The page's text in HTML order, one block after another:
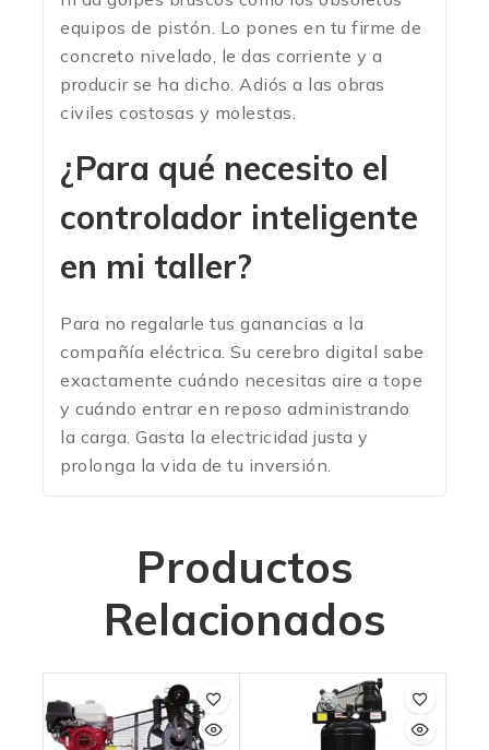
equipos de pistón. Lo pones en tu firme de
concreto nivelado, le das corriente y a
producir se ha dicho. Adiós a las obras
civiles costosas y molestas.
¿Para qué necesito el
controlador inteligente
en mi taller?
Para no regalarle tus ganancias a la
compañía eléctrica. Su cerebro digital sabe
exactamente cuándo necesitas aire a tope
y cuándo entrar en reposo administrando
la carga. Gasta la electricidad justa y
prolonga la vida de tu inversión.
Productos
Relacionados